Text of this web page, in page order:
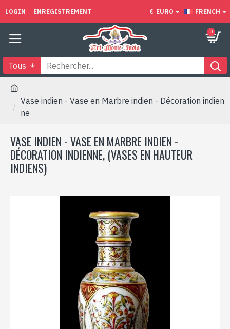
LOGIN ENREGISTREMENT € EURO FRENCH
0
Tous
Vase indien - Vase en Marbre indien - Décoration indien
ne
VASE INDIEN - VASE EN MARBRE INDIEN -
DÉCORATION INDIENNE, (VASES EN HAUTEUR
INDIENS)